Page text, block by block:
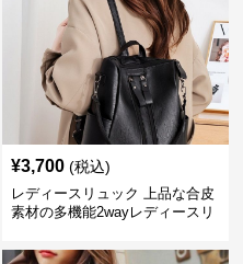
¥3,700 (税込)
レディースリュック 上品な合皮
素材の多機能2wayレディースリ